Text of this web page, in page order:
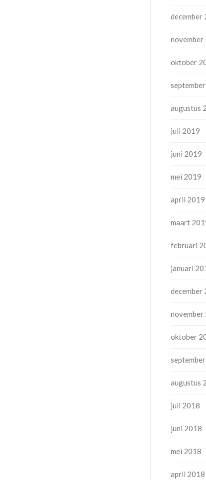
december
november
oktober
augustus
juli 2019
juni 2019
mei 2019
april 2019
maart
februari
januari
december
november
oktober
augustus
juli 2018
juni 2018
mei 2018
april 2018